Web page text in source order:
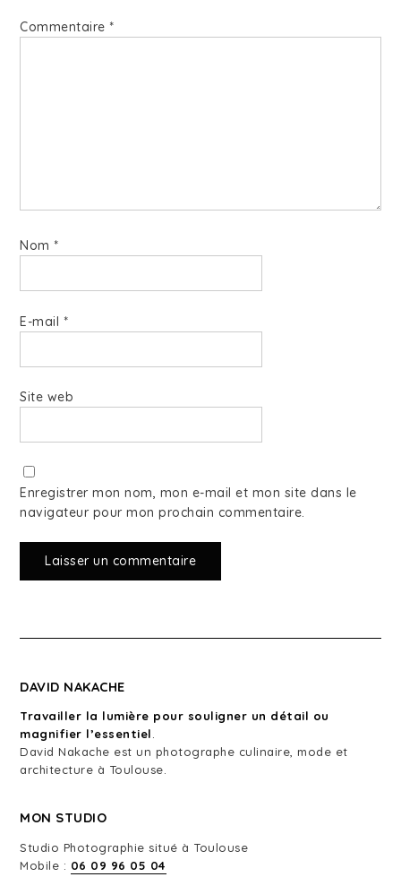
Commentaire *
Nom *
E-mail *
Site web
Enregistrer mon nom, mon e-mail et mon site dans le
navigateur pour mon prochain commentaire.
DAVID NAKACHE
Travailler la lumière pour souligner un détail ou
magnifier l’essentiel.
David Nakache est un photographe culinaire, mode et
architecture à Toulouse.
MON STUDIO
Studio Photographie situé à Toulouse
Mobile : 06 09 96 05 04